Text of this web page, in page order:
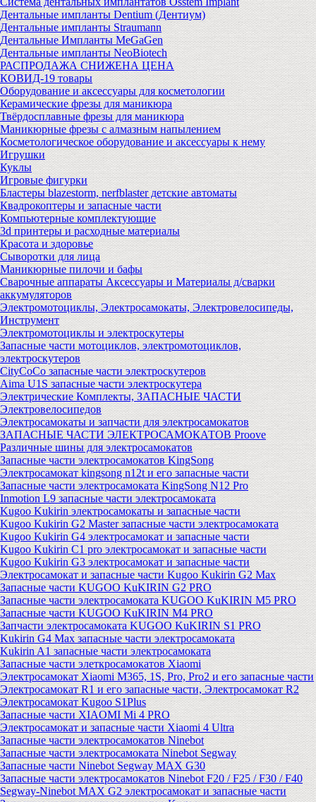
Дентальные импланты Dentium (Дентиум)
Дентальные импланты Straumann
Дентальные Импланты MeGaGen
Дентальные импланты NeoBiotech
РАСПРОДАЖА СНИЖЕНА ЦЕНА
КОВИД-19 товары
Оборудование и аксессуары для косметологии
Керамические фрезы для маникюра
Твёрдосплавные фрезы для маникюра
Маникюрные фрезы с алмазным напылением
Косметологическое оборудование и аксессуары к нему
Игрушки
Куклы
Игровые фигурки
Бластеры blazestorm, nerfblaster детские автоматы
Квадрокоптеры и запасные части
Компьютерные комплектующие
3d принтеры и расходные материалы
Красота и здоровье
Сыворотки для лица
Маникюрные пилочи и бафы
Сварочные аппараты Аксессуары и Материалы д/сварки
аккумуляторов
Электромотоциклы, Электросамокаты, Электровелосипеды,
Инструмент
Электромотоциклы и электроскутеры
Запасные части мотоциклов, электромотоциклов,
электроскутеров
CityCoCo запасные части электроскутеров
Aima U1S запасные части электроскутера
Электрические Комплекты, ЗАПАСНЫЕ ЧАСТИ
Электровелосипедов
Электросамокаты и запчасти для электросамокатов
ЗАПАСНЫЕ ЧАСТИ ЭЛЕКТРОСАМОКАТОВ Proove
Различные шины для электросамокатов
Запасные части электросамокатов KingSong
Электросамокат kingsong n12t и его запасные части
Запасные части электросамоката KingSong N12 Pro
Inmotion L9 запасные части электросамоката
Kugoo Kukirin электросамокаты и запасные части
Kugoo Kukirin G2 Master запасные части электросамоката
Kugoo Kukirin G4 электросамокат и запасные части
Kugoo Kukirin C1 pro электросамокат и запасные части
Kugoo Kukirin G3 электросамокат и запасные части
Электросамокат и запасные части Kugoo Kukirin G2 Max
Запасные части KUGOO KuKIRIN G2 PRO
Запасные части электросамоката KUGOO KuKIRIN M5 PRO
Запасные части KUGOO KuKIRIN M4 PRO
Запчасти электросамоката KUGOO KuKIRIN S1 PRO
Kukirin G4 Max запасные части электросамоката
Kukirin A1 запасные части электросамоката
Запасные части элеткросамокатов Xiaomi
Электросамокат Xiaomi M365, 1S, Pro, Pro2 и его запасные части
Электросамокат R1 и его запасные части, Электросамокат R2
Электросамокат Kugoo S1Plus
Запасные части XIAOMI Mi 4 PRO
Электросамокат и запасные части Xiaomi 4 Ultra
Запасные части электросамокатов Ninebot
Запасные части электросамоката Ninebot Segway
Запасные части Ninebot Segway MAX G30
Запасные части электросамокатов Ninebot F20 / F25 / F30 / F40
Segway-Ninebot MAX G2 электросамокат и запасные части